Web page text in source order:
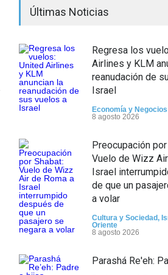
Últimas Noticias
Regresa los
Airlines y KLM
reanudación de
Israel
Economía y Negocios
8 agosto 2026
Preocupación por
Vuelo de Wizz
Israel
de que un
a volar
Cultura y Sociedad,
Oriente
8 agosto 2026
Parashá Re'eh: